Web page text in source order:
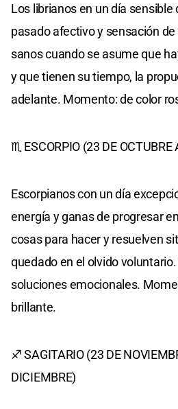
Los librianos en un día
pasado afectivo y sensación
sanos cuando se asume que
y que tienen su tiempo, la
adelante. Momento: de color
♏ ESCORPIO (23 DE
Escorpianos con un día
energía y ganas de progresar
cosas para hacer y resuelven
quedado en el olvido
soluciones emocionales.
brillante.
♐ SAGITARIO (23 DE
DICIEMBRE)